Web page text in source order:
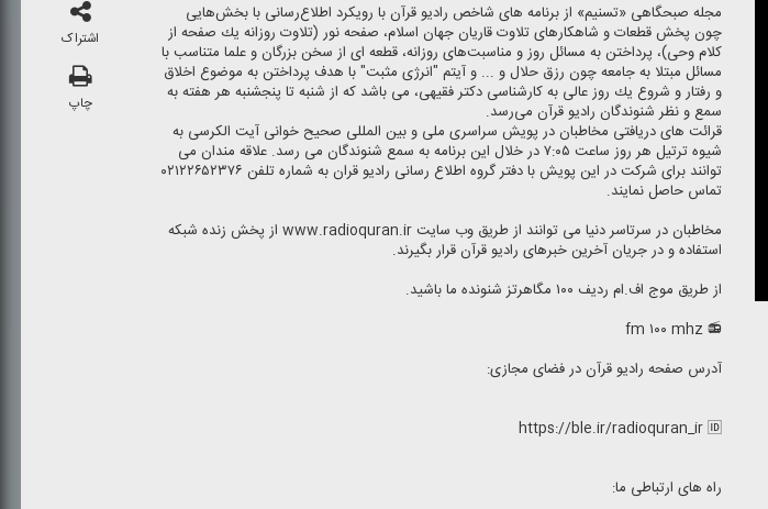
مجله صبحگاهی «تسنیم» از برنامه های شاخص رادیو قرآن با رویكرد اطلاع‌رسانی با بخش‌هایی
چون پخش قطعات و شاهكارهای تلاوت قاریان جهان اسلام، صفحه نور (تلاوت روزانه یك صفحه از
كلام وحی)، پرداختن به مسائل روز و مناسبت‌های روزانه، قطعه ای از سخن بزرگان و علما متناسب با
مسائل مبتلا به جامعه چون رزق حلال و ... و آیتم "انرژی مثبت" با هدف پرداختن به موضوع اخلاق
و رفتار و شروع یك روز عالی به كارشناسی دكتر فقیهی، می باشد كه از شنبه تا پنجشنبه هر هفته به
سمع و نظر شنوندگان رادیو قرآن می‌رسد.
قرائت های دریافتی مخاطبان در پویش سراسری ملی و بین المللی صحیح خوانی آیت الكرسی به
شیوه ترتیل هر روز ساعت ۷:۰۵ در خلال این برنامه به سمع شنوندگان می رسد. علاقه مندان می
توانند برای شركت در این پویش با دفتر گروه اطلاع رسانی رادیو قران به شماره تلفن ۰۲۱۲۲۶۵۲۳۷۶
تماس حاصل نمایند.
مخاطبان در سرتاسر دنیا می توانند از طریق وب سایت www.radioquran.ir از پخش زنده شبكه
استفاده و در جریان آخرین خبرهای رادیو قرآن قرار بگیرند.
از طریق موج اف.ام ردیف ۱۰۰ مگاهرتز شنونده ما باشید.
📻 fm ۱۰۰ mhz
آدرس صفحه رادیو قرآن در فضای مجازی:
https://ble.ir/radioquran_ir 🆔
راه های ارتباطی ما:
اشتراک
چاپ